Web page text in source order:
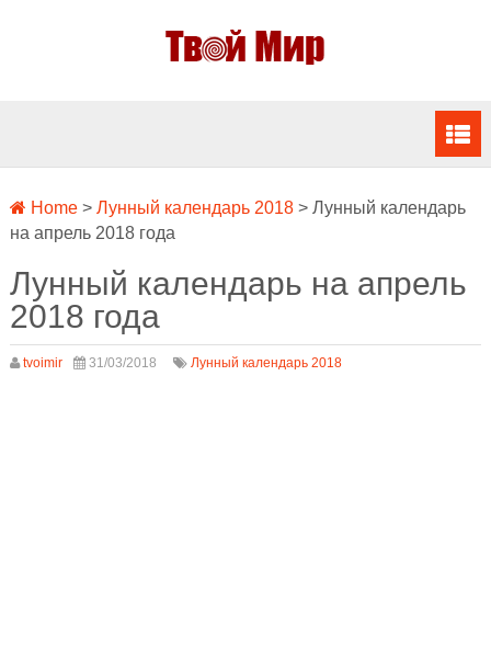
Home> Лунный календарь 2018> Лунный календарь
на апрель 2018 года
Лунный календарь на апрель
2018 года
tvoimir 31/03/2018 Лунный календарь 2018